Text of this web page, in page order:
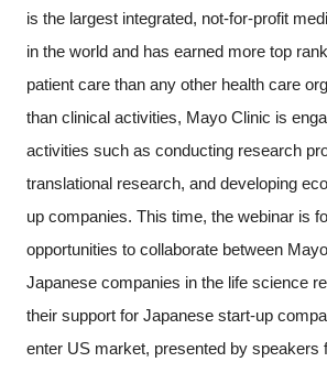
is the largest integrated, not-for-profit
in the world and has earned more top
patient care than any other health care
than clinical activities, Mayo Clinic is
activities such as conducting research
translational research, and developing
up companies. This time, the webinar is
opportunities to collaborate between
Japanese companies in the life science
their support for Japanese start-up
enter US market, presented by speakers